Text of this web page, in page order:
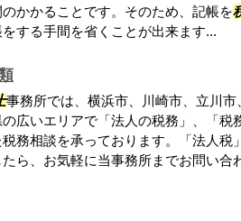
かかることです。そのため、記帳を
する手間を省くことが出来ます...
事務所では、横浜市、川崎市、立川市
広いエリアで「法人の税務」、「税
務相談を承っております。「法人税
ら、お気軽に当事務所までお問い合